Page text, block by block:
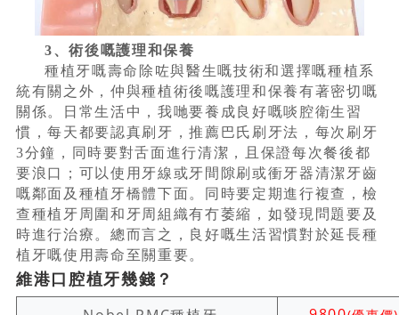
3、術後嘅護理和保養
種植牙嘅壽命除咗與醫生嘅技術和選擇嘅種植系
統有關之外，仲與種植術後嘅護理和保養有著密切嘅
關係。日常生活中，我哋要養成良好嘅啖腔衛生習
慣，每天都要認真刷牙，推薦巴氏刷牙法，每次刷牙
3分鐘，同時要對舌面進行清潔，且保證每次餐後都
要浪口；可以使用牙線或牙間隙刷或衝牙器清潔牙齒
嘅鄰面及種植牙橋體下面。同時要定期進行複查，檢
查種植牙周圍和牙周組織有冇萎縮，如發現問題要及
時進行治療。總而言之，良好嘅生活習慣對於延長種
植牙嘅使用壽命至關重要。
維港口腔植牙幾錢？